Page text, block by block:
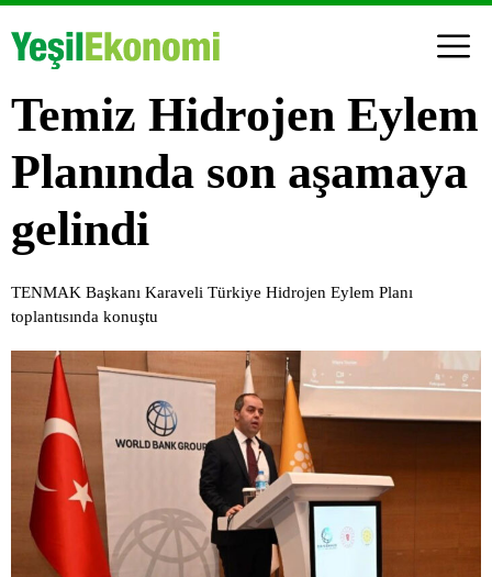
Temiz Hidrojen Eylem
Planında son aşamaya
gelindi
TENMAK Başkanı Karaveli Türkiye Hidrojen Eylem Planı
toplantısında konuştu